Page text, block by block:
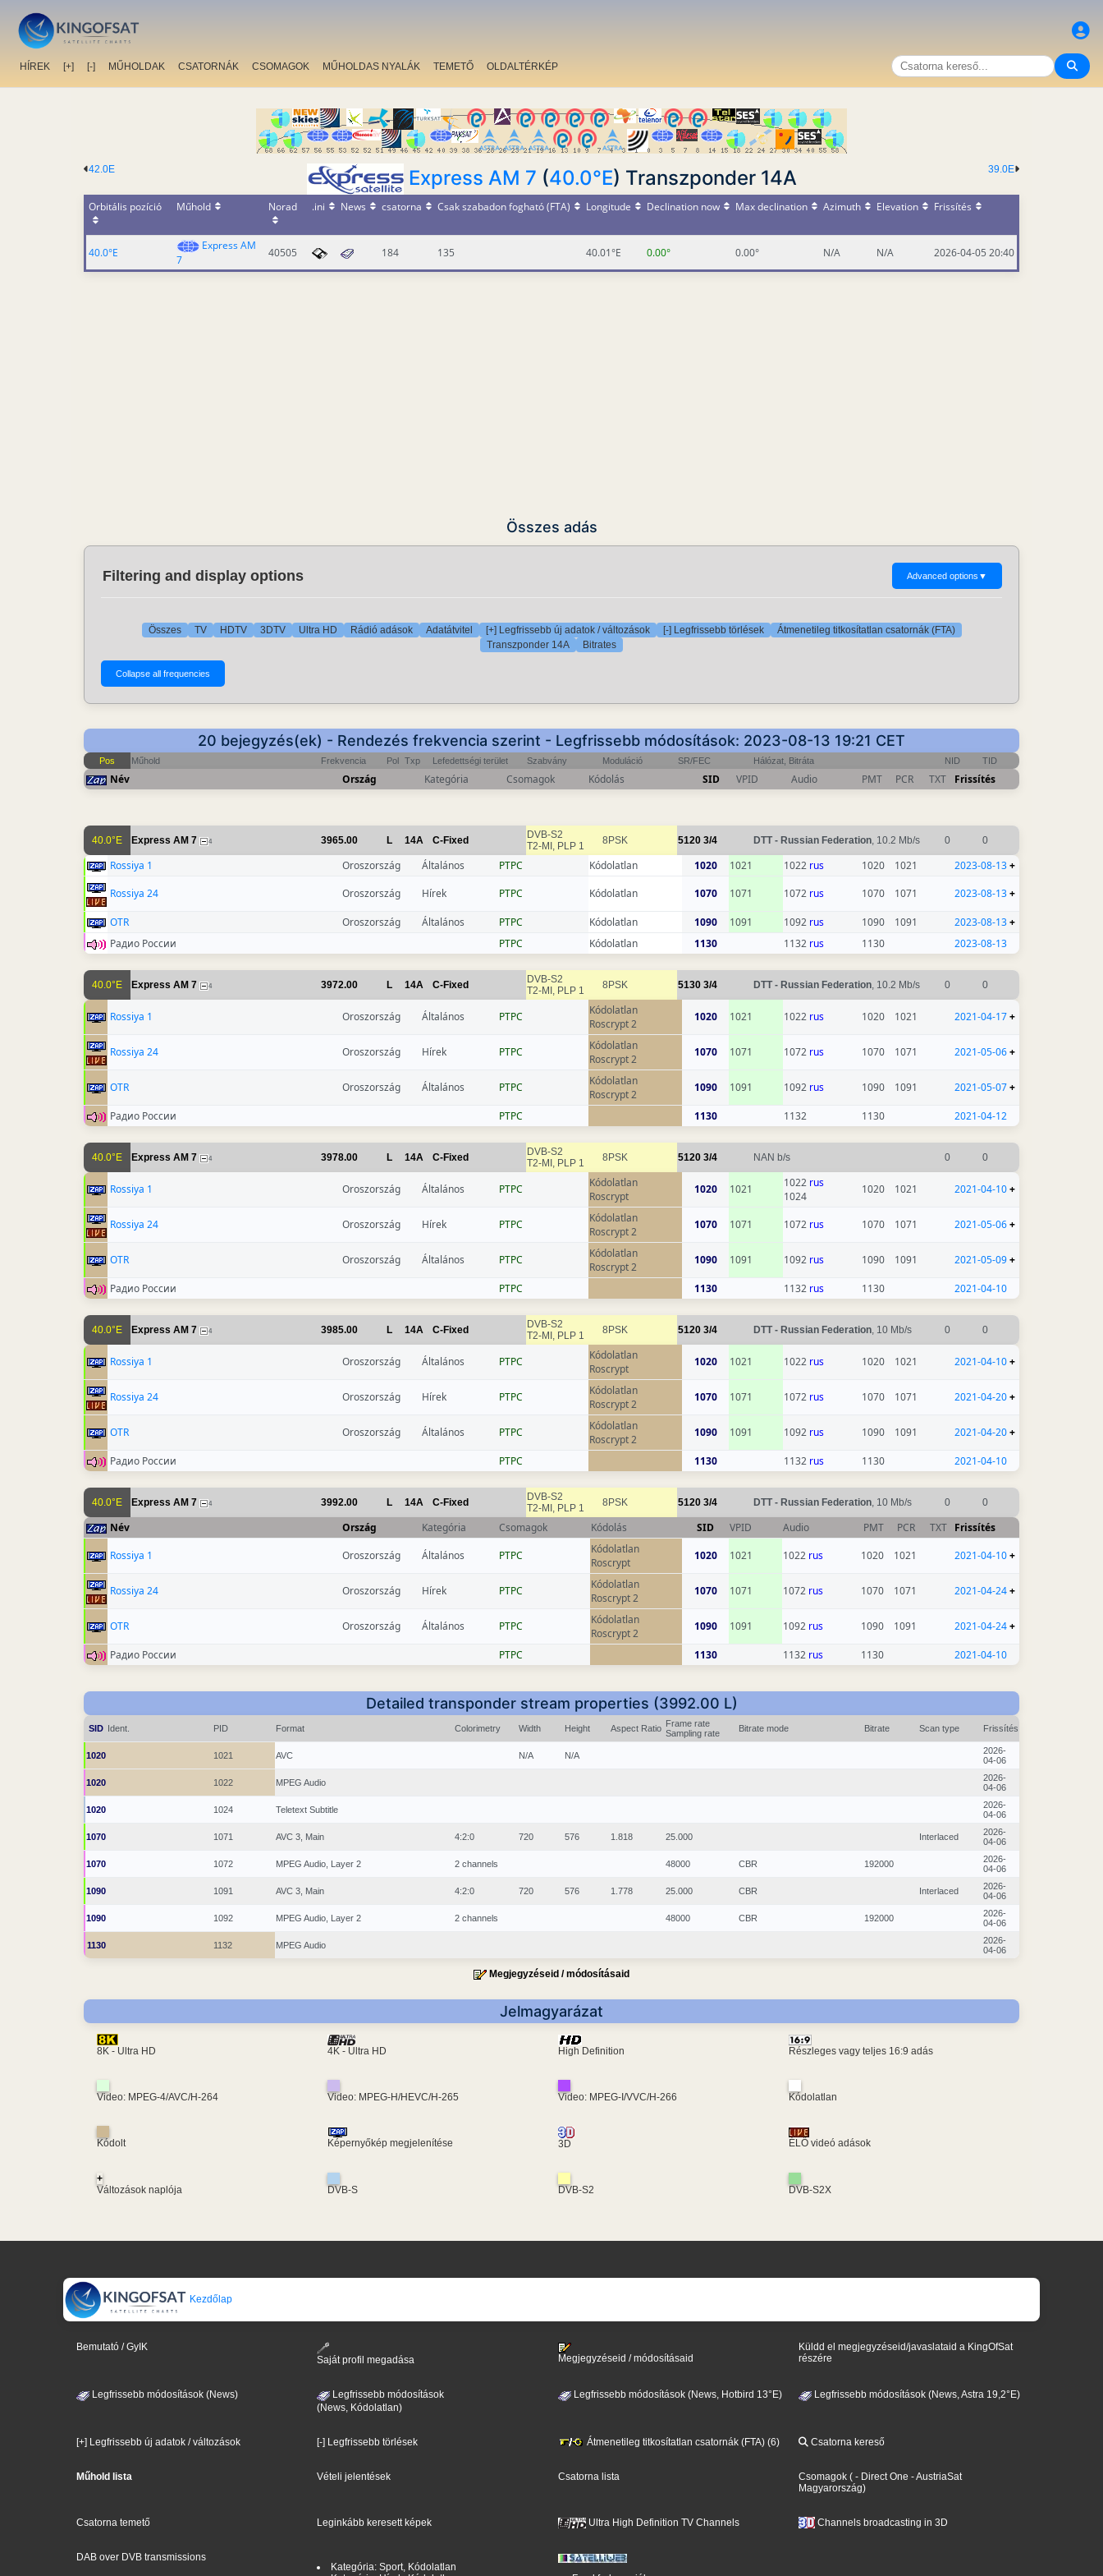
HÍREK [+] [-] MŰHOLDAK CSATORNÁK CSOMAGOK MŰHOLDAS NYALÁK TEMETŐ OLDALTÉRKÉP
39.0E
42.0E Express AM 7 (40.0°E) Transzponder 14A
Orbitális pozíció Műhold Norad .ini News csatorna Csak szabadon fogható (FTA) Longitude Declination now Max declination Azimuth Elevation Frissítés
40.0°E
Express AM
7
40505 184 135 40.01°E 0.00° 0.00° N/A N/A 2026-04-05 20:40
Összes adás
Filtering and display options Advanced options ▼
Összes TV HDTV 3DTV Ultra HD Rádió adások Adatátvitel [+] Legfrissebb új adatok / változások [-] Legfrissebb törlések
Átmenetileg titkosítatlan csatornák (FTA)
Transzponder 14A
Bitrates
20 bejegyzés(ek) - Rendezés frekvencia szerint - Legfrissebb módosítások: 2023-08-13 19:21 CET
Pos Műhold Frekvencia Pol Txp Lefedettségi terület Szabvány Moduláció SR/FEC Hálózat, Bitráta NID TID
Név Ország Kategória Csomagok Kódolás SID VPID Audio PMT PCR TXT Frissítés
40.0°E Express AM 7 4 3965.00 L 14A C-Fixed
DVB-S2
T2-MI, PLP 1
8PSK 5120 3/4 DTT - Russian Federation, 10.2 Mb/s 0 0
Rossiya 1 Oroszország Általános РТРС Kódolatlan 1020 1021 1022 rus 1020 1021 2023-08-13+
Rossiya 24
Oroszország Hírek РТРС Kódolatlan 1070 1071 1072 rus 1070 1071 2023-08-13+
OTR Oroszország Általános РТРС Kódolatlan 1090 1091 1092 rus 1090 1091 2023-08-13+
Радио России
РТРС Kódolatlan 1130 1132 rus 1130 2023-08-13
40.0°E Express AM 7 4 3972.00 L 14A C-Fixed
DVB-S2
T2-MI, PLP 1
8PSK 5130 3/4 DTT - Russian Federation, 10.2 Mb/s 0 0
Rossiya 1 Oroszország Általános РТРС
Kódolatlan
Roscrypt 2
1020 1021 1022 rus 1020 1021 2021-04-17+
Rossiya 24 Oroszország Hírek РТРС
Kódolatlan
Roscrypt 2
1070 1071 1072 rus 1070 1071 2021-05-06+
OTR Oroszország Általános РТРС
Kódolatlan
Roscrypt 2
1090 1091 1092 rus 1090 1091 2021-05-07+
Радио России РТРС 1130 1132 1130 2021-04-12
40.0°E Express AM 7 4 3978.00 L 14A C-Fixed
DVB-S2
T2-MI, PLP 1
8PSK 5120 3/4 NAN b/s 0 0
Rossiya 1 Oroszország Általános РТРС
Kódolatlan
Roscrypt
1020 1021 1022 rus
1024
1020 1021 2021-04-10+
Rossiya 24 Oroszország Hírek РТРС
Kódolatlan
Roscrypt 2
1070 1071 1072 rus 1070 1071 2021-05-06+
OTR Oroszország Általános РТРС
Kódolatlan
Roscrypt 2
1090 1091 1092 rus 1090 1091 2021-05-09+
Радио России РТРС 1130 1132 rus 1130 2021-04-10
40.0°E Express AM 7 4 3985.00 L 14A C-Fixed
DVB-S2
T2-MI, PLP 1
8PSK 5120 3/4 DTT - Russian Federation, 10 Mb/s 0 0
Rossiya 1 Oroszország Általános РТРС
Kódolatlan
Roscrypt
1020 1021 1022 rus 1020 1021 2021-04-10+
Rossiya 24 Oroszország Hírek РТРС
Kódolatlan
Roscrypt 2
1070 1071 1072 rus 1070 1071 2021-04-20+
OTR Oroszország Általános РТРС
Kódolatlan
Roscrypt 2
1090 1091 1092 rus 1090 1091 2021-04-20+
Радио России РТРС 1130 1132 rus 1130 2021-04-10
40.0°E Express AM 7 4 3992.00 L 14A C-Fixed
DVB-S2
T2-MI, PLP 1
8PSK 5120 3/4 DTT - Russian Federation, 10 Mb/s 0 0
Név Ország Kategória Csomagok Kódolás SID VPID Audio PMT PCR TXT
Frissítés
Rossiya 1
Oroszország Általános РТРС
Kódolatlan
Roscrypt
1020 1021 1022 rus 1020 1021 2021-04-10+
Rossiya 24 Oroszország Hírek РТРС
Kódolatlan
Roscrypt 2
1070 1071 1072 rus 1070 1071 2021-04-24+
OTR Oroszország Általános РТРС
Kódolatlan
Roscrypt 2
1090 1091 1092 rus 1090 1091 2021-04-24+
Радио России РТРС 1130 1132 rus 1130 2021-04-10
Detailed transponder stream properties (3992.00 L)
SID Ident. PID Format Colorimetry Width Height Aspect Ratio Frame rate
Sampling rate
Bitrate mode Bitrate Scan type Frissítés
1020 1021 AVC N/A N/A
2026-
04-06
1020 1022 MPEG Audio
2026-
04-06
1020 1024 Teletext Subtitle
2026-
04-06
1070 1071 AVC 3, Main 4:2:0 720 576 1.818 25.000 Interlaced
2026-
04-06
1070 1072 MPEG Audio, Layer 2 2 channels 48000 CBR 192000
2026-
04-06
1090 1091 AVC 3, Main 4:2:0 720 576 1.778 25.000 CBR Interlaced
2026-
04-06
1090 1092 MPEG Audio, Layer 2 2 channels 48000 CBR 192000
2026-
04-06
1130 1132 MPEG Audio
2026-
04-06
Megjegyzéseid / módosításaid
Jelmagyarázat
8K - Ultra HD 4K - Ultra HD High Definition Részleges vagy teljes 16:9 adás
Video: MPEG-4/AVC/H-264 Video: MPEG-H/HEVC/H-265 Video: MPEG-I/VVC/H-266 Kódolatlan
Kódolt Képernyőkép megjelenítése 3D ÉLŐ videó adások
+
Változások naplója
DVB-S DVB-S2 DVB-S2X
Kezdőlap
Bemutató / GyIK
Saját profil megadása
Megjegyzéseid / módosításaid
Küldd el megjegyzéseid/javaslataid a KingOfSat
részére
Legfrissebb módosítások (News)
Legfrissebb módosítások
(News, Kódolatlan)
Legfrissebb módosítások (News, Hotbird 13°E) Legfrissebb módosítások (News, Astra 19,2°E)
[+] Legfrissebb új adatok / változások [-] Legfrissebb törlések Átmenetileg titkosítatlan csatornák (FTA) (6) Csatorna kereső
Műhold lista Vételi jelentések Csatorna lista Csomagok (- Direct One - AustriaSat
Magyarország)
Csatorna temető Leginkább keresett képek Ultra High Definition TV Channels Channels broadcasting in 3D
DAB over DVB transmissions
Kategória: Sport, Kódolatlan